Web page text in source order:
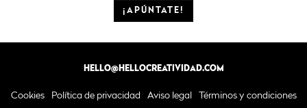
¡APÚNTATE!
HELLO@HELLOCREATIVIDAD.COM
Cookies Política de privacidad Aviso legal Términos y condiciones